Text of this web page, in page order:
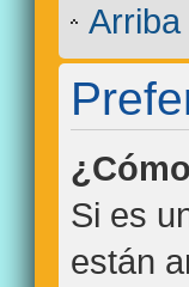
Arriba
Si es
están